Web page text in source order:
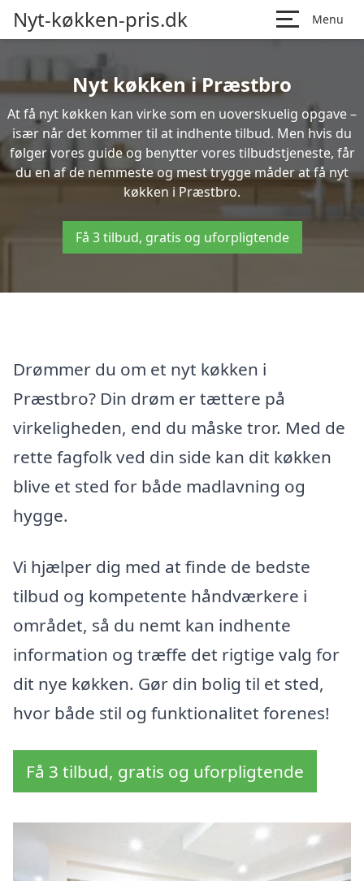
Nyt-køkken-pris.dk Menu
Nyt køkken i Præstbro
At få nyt køkken kan virke som en uoverskuelig opgave –
især når det kommer til at indhente tilbud. Men hvis du
følger vores guide og benytter vores tilbudstjeneste, får
du en af de nemmeste og mest trygge måder at få nyt
køkken i Præstbro.
Få 3 tilbud, gratis og uforpligtende
Drømmer du om et nyt køkken i
Præstbro? Din drøm er tættere på
virkeligheden, end du måske tror. Med de
rette fagfolk ved din side kan dit køkken
blive et sted for både madlavning og
hygge.
Vi hjælper dig med at finde de bedste
tilbud og kompetente håndværkere i
området, så du nemt kan indhente
information og træffe det rigtige valg for
dit nye køkken. Gør din bolig til et sted,
hvor både stil og funktionalitet forenes!
Få 3 tilbud, gratis og uforpligtende